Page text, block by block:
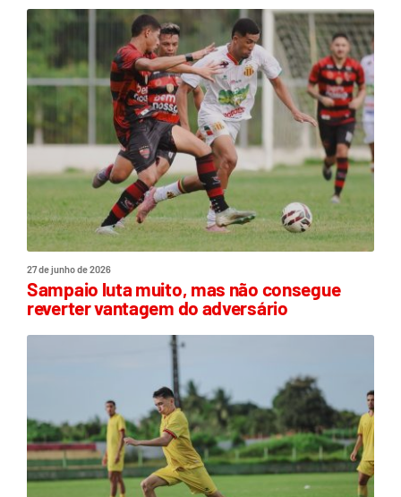
27 de junho de 2026
Sampaio luta muito, mas não consegue
reverter vantagem do adversário